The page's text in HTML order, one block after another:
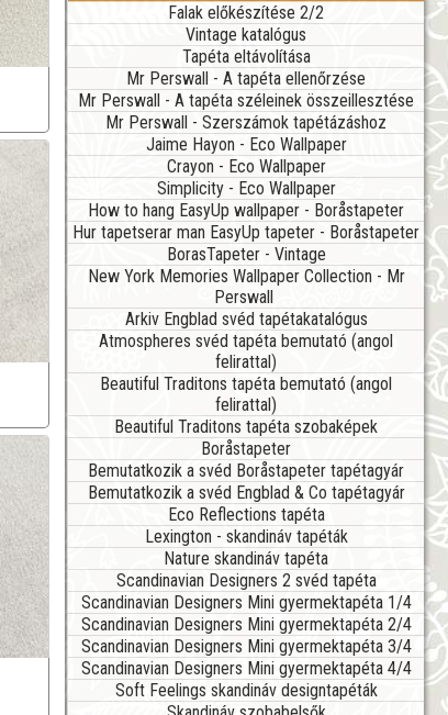
Falak előkészítése 2/2
Vintage katalógus
Tapéta eltávolítása
Mr Perswall - A tapéta ellenőrzése
Mr Perswall - A tapéta széleinek összeillesztése
Mr Perswall - Szerszámok tapétázáshoz
Jaime Hayon - Eco Wallpaper
Crayon - Eco Wallpaper
Simplicity - Eco Wallpaper
How to hang EasyUp wallpaper - Boråstapeter
Hur tapetserar man EasyUp tapeter - Boråstapeter
BorasTapeter - Vintage
New York Memories Wallpaper Collection - Mr
Perswall
Arkiv Engblad svéd tapétakatalógus
Atmospheres svéd tapéta bemutató (angol
felirattal)
Beautiful Traditons tapéta bemutató (angol
felirattal)
Beautiful Traditons tapéta szobaképek
Boråstapeter
Bemutatkozik a svéd Boråstapeter tapétagyár
Bemutatkozik a svéd Engblad & Co tapétagyár
Eco Reflections tapéta
Lexington - skandináv tapéták
Nature skandináv tapéta
Scandinavian Designers 2 svéd tapéta
Scandinavian Designers Mini gyermektapéta 1/4
Scandinavian Designers Mini gyermektapéta 2/4
Scandinavian Designers Mini gyermektapéta 3/4
Scandinavian Designers Mini gyermektapéta 4/4
Soft Feelings skandináv designtapéták